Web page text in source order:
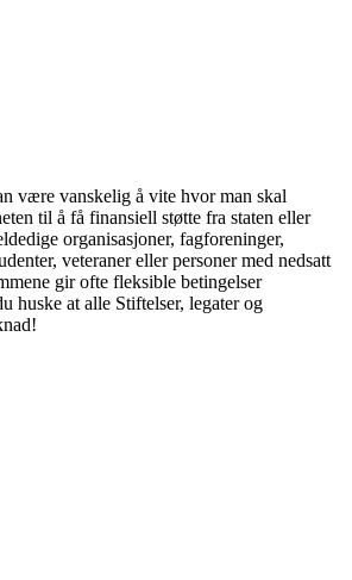
være vanskelig å vite hvor man skal
til å få finansiell støtte fra staten eller
organisasjoner, fagforeninger,
veteraner eller personer med nedsatt
gir ofte fleksible betingelser
huske at alle Stiftelser, legater og